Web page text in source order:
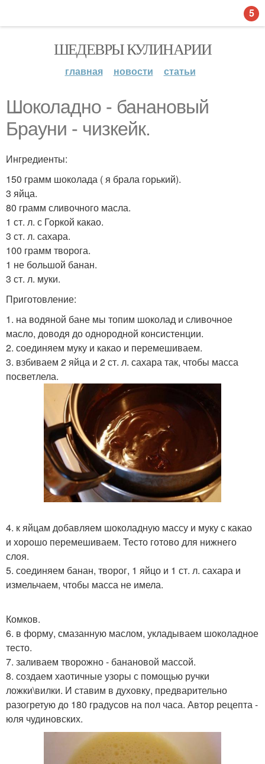
ШЕДЕВРЫ КУЛИНАРИИ
главная новости статьи
Шоколадно - банановый
Брауни - чизкейк.
Ингредиенты:
150 грамм шоколада ( я брала горький).
3 яйца.
80 грамм сливочного масла.
1 ст. л. с Горкой какао.
3 ст. л. сахара.
100 грамм творога.
1 не большой банан.
3 ст. л. муки.
Приготовление:
1. на водяной бане мы топим шоколад и сливочное
масло, доводя до однородной консистенции.
2. соединяем муку и какао и перемешиваем.
3. взбиваем 2 яйца и 2 ст. л. сахара так, чтобы масса
посветлела.
4. к яйцам добавляем шоколадную массу и муку с какао
и хорошо перемешиваем. Тесто готово для нижнего
слоя.
5. соединяем банан, творог, 1 яйцо и 1 ст. л. сахара и
измельчаем, чтобы масса не имела.
Комков.
6. в форму, смазанную маслом, укладываем шоколадное
тесто.
7. заливаем творожно - банановой массой.
8. создаем хаотичные узоры с помощью ручки
ложки\вилки. И ставим в духовку, предварительно
разогретую до 180 градусов на пол часа. Автор рецепта -
юля чудиновских.
5